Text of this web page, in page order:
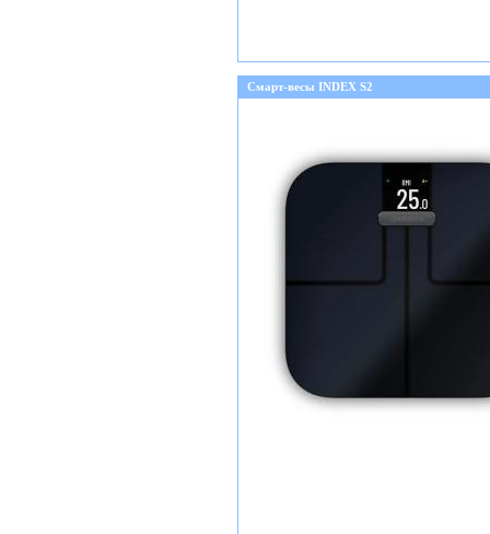
Смарт-весы INDEX S2